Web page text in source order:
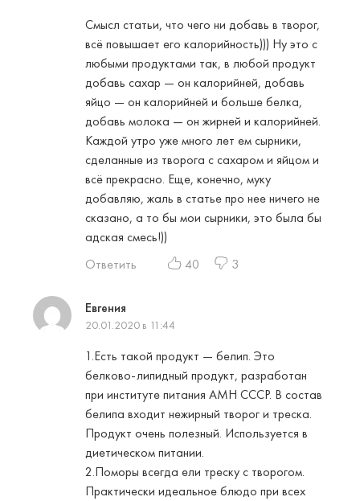
Смысл статьи, что чего ни добавь в творог,
всё повышает его калорийность))) Ну это с
любыми продуктами так, в любой продукт
добавь сахар — он калорийней, добавь
яйцо — он калорийней и больше белка,
добавь молока — он жирней и калорийней.
Каждой утро уже много лет ем сырники,
сделанные из творога с сахаром и яйцом и
всё прекрасно. Еще, конечно, муку
добавляю, жаль в статье про нее ничего не
сказано, а то бы мои сырники, это была бы
адская смесь!))
Ответить
40 3
Евгения
20.01.2020 в 11:44
1.Есть такой продукт — белип. Это
белково-липидный продукт, разработан
при институте питания АМН СССР. В состав
белипа входит нежирный творог и треска.
Продукт очень полезный. Используется в
диетическом питании.
2.Поморы всегда ели треску с творогом.
Практически идеальное блюдо при всех